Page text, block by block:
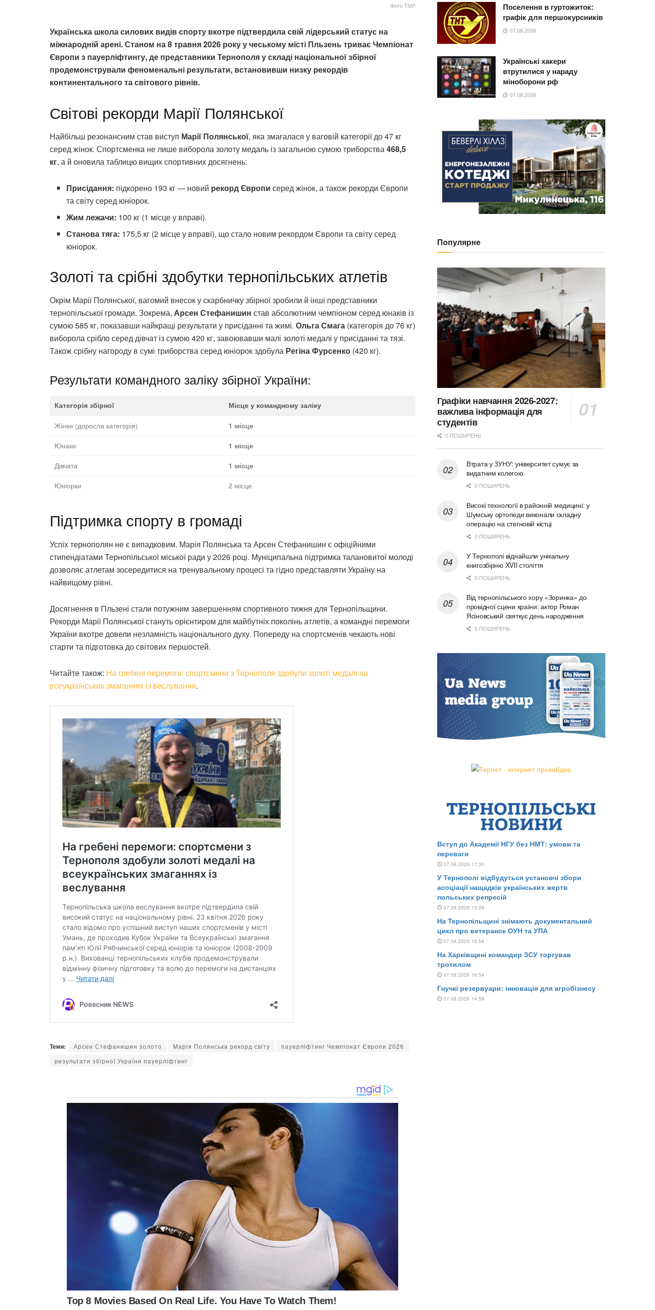
Фото ТМР
Українська школа силових видів спорту вкотре підтвердила свій лідерський статус на
міжнародній арені. Станом на 8 травня 2026 року у чеському місті Пльзень триває Чемпіонат
Європи з пауерліфтингу, де представники Тернополя у складі національної збірної
продемонстрували феноменальні результати, встановивши низку рекордів
континентального та світового рівнів.
Світові рекорди Марії Полянської
Найбільш резонансним став виступ Марії Полянської, яка змагалася у ваговій категорії до 47 кг
серед жінок. Спортсменка не лише виборола золоту медаль із загальною сумою триборства468,5
кг, а й оновила таблицю вищих спортивних досягнень:
Присідання: підкорено 193 кг — новий рекорд Європи серед жінок, а також рекорди Європи
та світу серед юніорок.
Жим лежачи: 100 кг (1 місце у вправі).
Станова тяга: 175,5 кг (2 місце у вправі), що стало новим рекордом Європи та світу серед
юніорок.
Золоті та срібні здобутки тернопільських атлетів
Окрім Марії Полянської, вагомий внесок у скарбничку збірної зробили й інші представники
тернопільської громади. Зокрема, Арсен Стефанишин став абсолютним чемпіоном серед юнаків із
сумою 585 кг, показавши найкращі результати у присіданні та жимі. Ольга Смага (категорія до 76 кг)
виборола срібло серед дівчат із сумою 420 кг, завоювавши малі золоті медалі у присіданні та тязі.
Також срібну нагороду в сумі триборства серед юніорок здобула Регіна Фурсенко (420 кг).
Результати командного заліку збірної України:
Категорія збірної Місце у командному заліку
Жінки (доросла категорія) 1 місце
Юнаки 1 місце
Дівчата 1 місце
Юніорки 2 місце
Підтримка спорту в громаді
Успіх тернополян не є випадковим. Марія Полянська та Арсен Стефанишин є офіційними
стипендіатами Тернопільської міської ради у 2026 році. Муніципальна підтримка талановитої молоді
дозволяє атлетам зосередитися на тренувальному процесі та гідно представляти Україну на
найвищому рівні.
Досягнення в Пльзені стали потужним завершенням спортивного тижня для Тернопільщини.
Рекорди Марії Полянської стануть орієнтиром для майбутніх поколінь атлетів, а командні перемоги
України вкотре довели незламність національного духу. Попереду на спортсменів чекають нові
старти та підготовка до світових першостей.
Читайте також: На гребені перемоги: спортсмени з Тернополя здобули золоті медалі на
всеукраїнських змаганнях із веслування.
Теми: Арсен Стефанишин золото Марія Полянська рекорд світу
пауерліфтинг Чемпіонат Європи 2026
результати збірної України пауерліфтинг
Поселення в гуртожиток:
графік для першокурсників
07.08.2026
Українські хакери
втрутилися у нараду
міноборони рф
07.08.2026
Популярне
Графіки навчання 2026-2027:
важлива інформація для
студентів
0 ПОШИРЕНЬ
Втрата у ЗУНУ: університет сумує за
видатним колегою
0 ПОШИРЕНЬ
Високі технології в районній медицині: у
Шумську ортопеди виконали складну
операцію на стегновій кістці
0 ПОШИРЕНЬ
У Тернополі віднайшли унікальну
книгозбірню XVII століття
0 ПОШИРЕНЬ
Від тернопільського хору «Зоринка» до
провідної сцени країни: актор Роман
Ясіновський святкує день народження
0 ПОШИРЕНЬ